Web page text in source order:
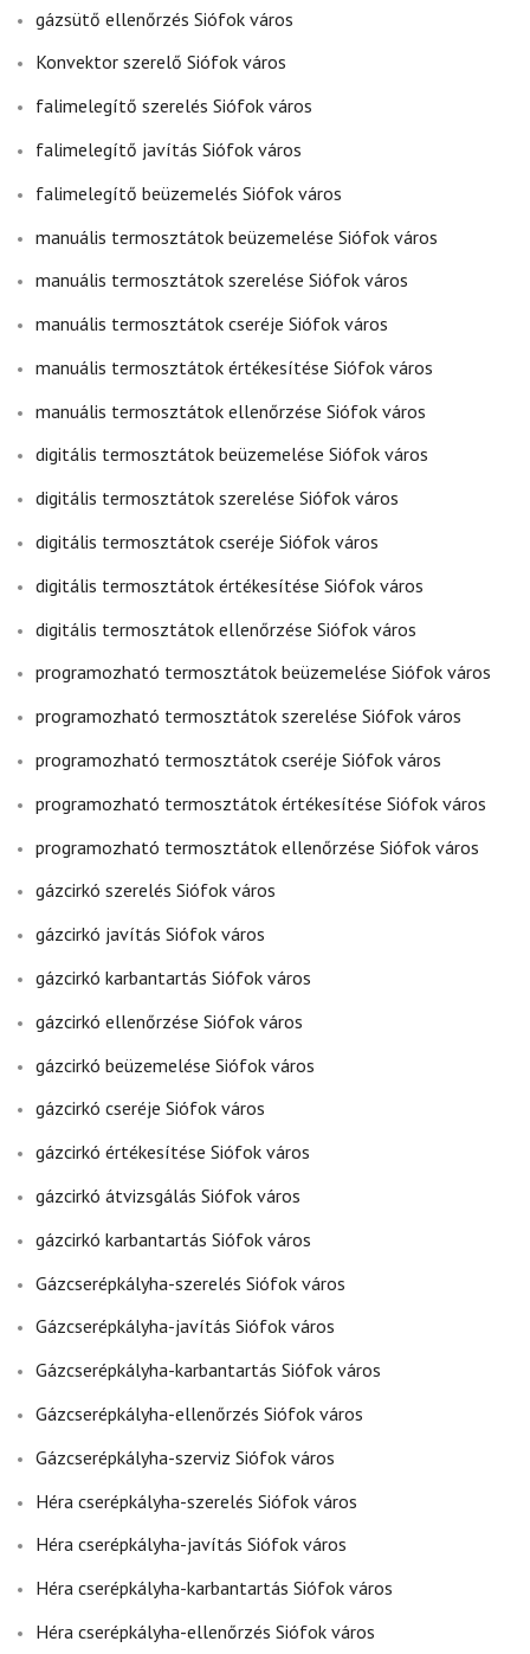
gázsütő ellenőrzés Siófok város
Konvektor szerelő Siófok város
falimelegítő szerelés Siófok város
falimelegítő javítás Siófok város
falimelegítő beüzemelés Siófok város
manuális termosztátok beüzemelése Siófok város
manuális termosztátok szerelése Siófok város
manuális termosztátok cseréje Siófok város
manuális termosztátok értékesítése Siófok város
manuális termosztátok ellenőrzése Siófok város
digitális termosztátok beüzemelése Siófok város
digitális termosztátok szerelése Siófok város
digitális termosztátok cseréje Siófok város
digitális termosztátok értékesítése Siófok város
digitális termosztátok ellenőrzése Siófok város
programozható termosztátok beüzemelése Siófok város
programozható termosztátok szerelése Siófok város
programozható termosztátok cseréje Siófok város
programozható termosztátok értékesítése Siófok város
programozható termosztátok ellenőrzése Siófok város
gázcirkó szerelés Siófok város
gázcirkó javítás Siófok város
gázcirkó karbantartás Siófok város
gázcirkó ellenőrzése Siófok város
gázcirkó beüzemelése Siófok város
gázcirkó cseréje Siófok város
gázcirkó értékesítése Siófok város
gázcirkó átvizsgálás Siófok város
gázcirkó karbantartás Siófok város
Gázcserépkályha-szerelés Siófok város
Gázcserépkályha-javítás Siófok város
Gázcserépkályha-karbantartás Siófok város
Gázcserépkályha-ellenőrzés Siófok város
Gázcserépkályha-szerviz Siófok város
Héra cserépkályha-szerelés Siófok város
Héra cserépkályha-javítás Siófok város
Héra cserépkályha-karbantartás Siófok város
Héra cserépkályha-ellenőrzés Siófok város